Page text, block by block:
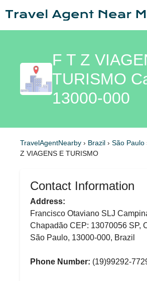
F T Z
TURISMO
13000-000
TravelAgentNearby › Brazil › São Paulo
Z VIAGENS E TURISMO
Contact Information
Address:
Francisco Otaviano SLJ
Chapadão CEP: 13070056 SP,
São Paulo, 13000-000, Brazil
Phone Number: (19)99292-